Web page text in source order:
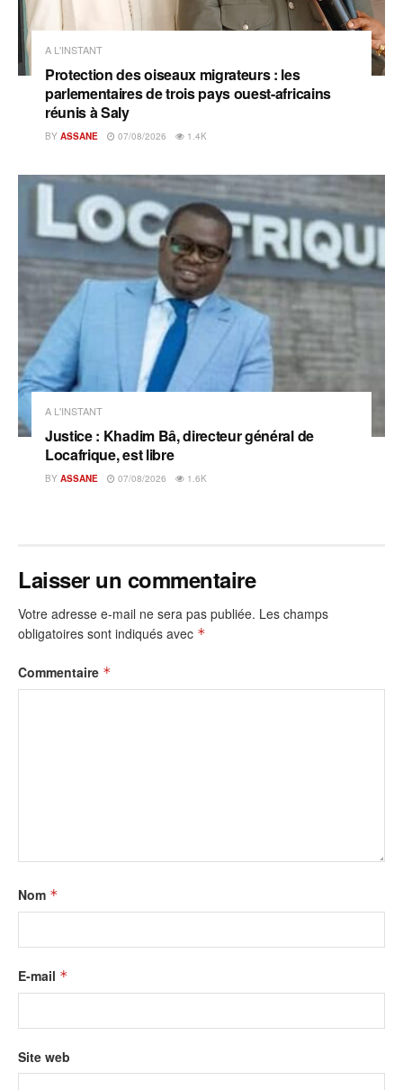
A L'INSTANT
Protection des oiseaux migrateurs : les
parlementaires de trois pays ouest-africains
réunis à Saly
BY ASSANE 07/08/2026 1.4K
A L'INSTANT
Justice : Khadim Bâ, directeur général de
Locafrique, est libre
BY ASSANE 07/08/2026 1.6K
Laisser un commentaire
Votre adresse e-mail ne sera pas publiée. Les champs
obligatoires sont indiqués avec *
Commentaire *
Nom *
E-mail *
Site web